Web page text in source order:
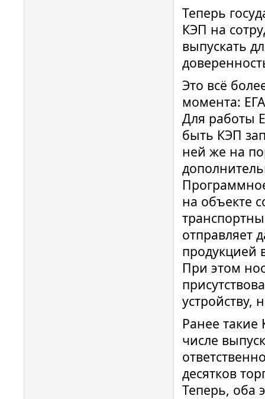
Теперь
КЭП на
выпускать
Это всё
момента:
Для работы
быть КЭП
ней же на
на объекте
отправляет
продукцией
При этом
устройству,
Ранее
числе
десятков
Теперь, оба